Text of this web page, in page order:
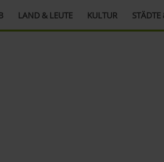
LAND & LEUTE KULTUR